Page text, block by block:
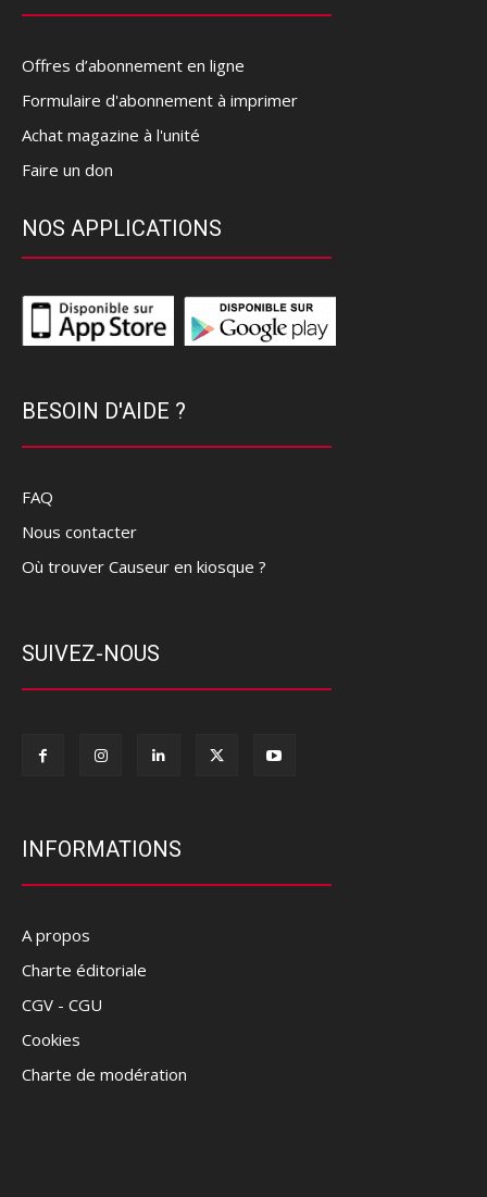
Offres d’abonnement en ligne
Formulaire d'abonnement à imprimer
Achat magazine à l'unité
Faire un don
NOS APPLICATIONS
BESOIN D'AIDE ?
FAQ
Nous contacter
Où trouver Causeur en kiosque ?
SUIVEZ-NOUS
INFORMATIONS
A propos
Charte éditoriale
CGV - CGU
Cookies
Charte de modération